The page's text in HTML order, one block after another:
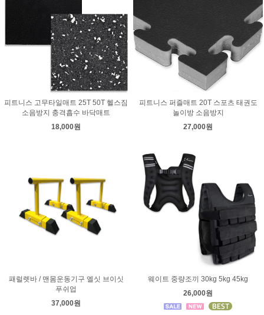
피트니스 고무타일매트 25T 50T 헬스짐
소음방지 충격흡수 바닥매트
18,000원
피트니스 퍼즐매트 20T 스포츠 태권도
놀이방 소음방지
27,000원
패럴렛바 / 맨몸운동기구 엘싯 브이싯
푸쉬업
37,000원
웨이트 중량조끼 30kg 5kg 45kg
26,000원